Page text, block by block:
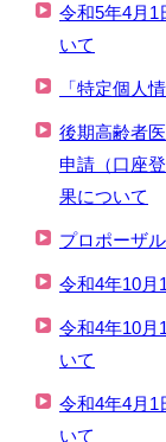
令和5年4月1
いて
「特定個人
後期高齢者
申請（口座
果について
プロポーザ
令和4年10月
令和4年10月
いて
令和4年4月1
いて